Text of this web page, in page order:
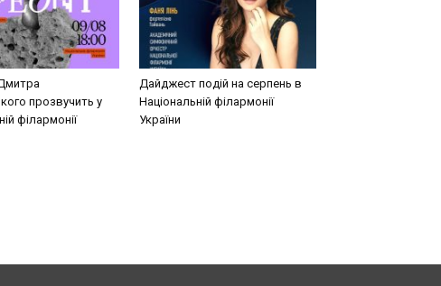
прозвучить у
філармонії
Дайджест подій на серпень в
Національній філармонії
України